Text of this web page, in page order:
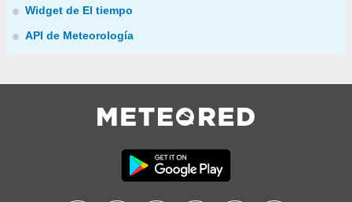
Widget de El tiempo
API de Meteorología